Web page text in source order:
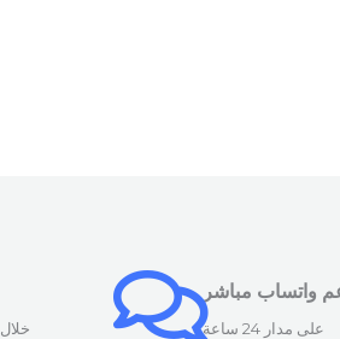
واتساب مباشر
على مدار 24 ساعة خلال 14 يوم من تاريخ الفاتورة